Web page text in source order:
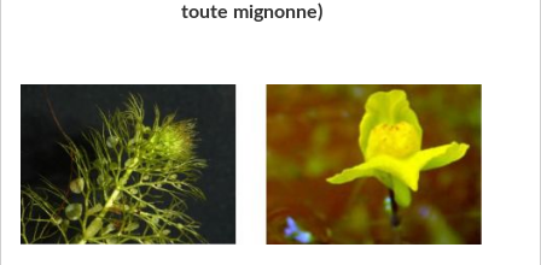
toute mignonne)